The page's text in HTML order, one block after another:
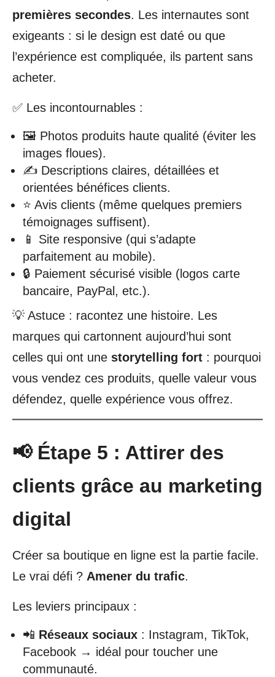
premières secondes. Les internautes sont
exigeants : si le design est daté ou que
l’expérience est compliquée, ils partent sans
acheter.
✅ Les incontournables :
🖼️ Photos produits haute qualité (éviter les
images floues).
✍️ Descriptions claires, détaillées et
orientées bénéfices clients.
⭐ Avis clients (même quelques premiers
témoignages suffisent).
📱 Site responsive (qui s’adapte
parfaitement au mobile).
🔒 Paiement sécurisé visible (logos carte
bancaire, PayPal, etc.).
💡 Astuce : racontez une histoire. Les
marques qui cartonnent aujourd’hui sont
celles qui ont une storytelling fort : pourquoi
vous vendez ces produits, quelle valeur vous
défendez, quelle expérience vous offrez.
📢 Étape 5 : Attirer des
clients grâce au marketing
digital
Créer sa boutique en ligne est la partie facile.
Le vrai défi ? Amener du trafic.
Les leviers principaux :
📲 Réseaux sociaux : Instagram, TikTok,
Facebook → idéal pour toucher une
communauté.